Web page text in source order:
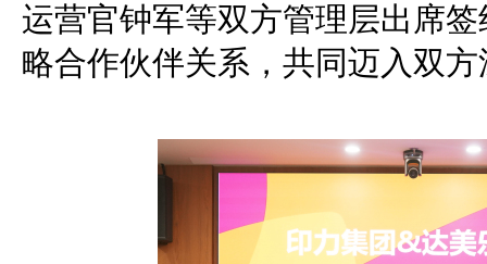
运营官钟军等双方管理层出席
略合作伙伴关系，共同迈入双